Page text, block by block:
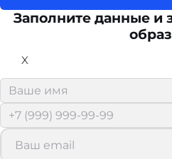
Заполните данные и
X